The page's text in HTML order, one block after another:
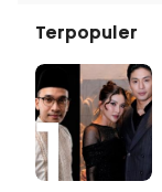
Terpopuler